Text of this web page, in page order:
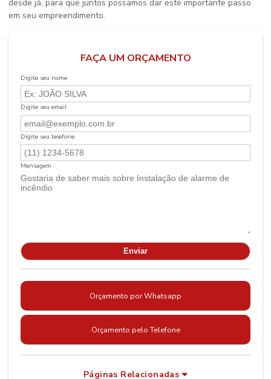
desde já, para que juntos possamos dar este importante passo
em seu empreendimento.
FAÇA UM ORÇAMENTO
Digite seu nome
Digite seu email
Digite seu telefone
Mensagem
Orçamento por Whatsapp
Orçamento pelo Telefone
Páginas Relacionadas